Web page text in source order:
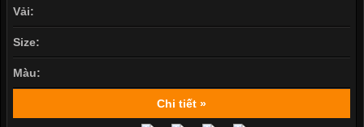
Vải:
Size:
Màu:
Chi tiết »